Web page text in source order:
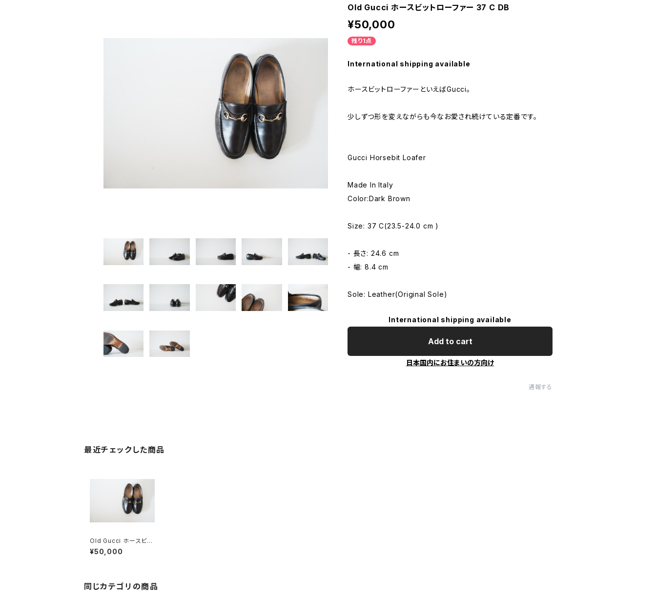
Old Gucci ホースビットローファー 37 C DB
¥50,000
残り1点
International shipping available
ホースビットローファーといえばGucci。
少しずつ形を変えながらも今なお愛され続けている定番です。
Gucci Horsebit Loafer
Made In Italy
Color:Dark Brown
Size: 37 C(23.5-24.0 cm )
- 長さ: 24.6 cm
- 幅: 8.4 cm
Sole: Leather(Original Sole)
International shipping available
Add to cart
日本国内にお住まいの方向け
通報する
最近チェックした商品
Old Gucci ホースビッ
トローファー 37 C DB
¥50,000
同じカテゴリの商品